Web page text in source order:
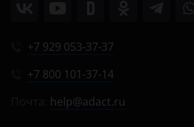
+7 929 053-37-37
+7 800 101-37-14
help@adact.ru